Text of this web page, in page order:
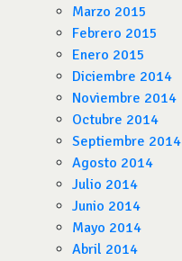
Marzo 2015
Febrero 2015
Enero 2015
Diciembre 2014
Noviembre 2014
Octubre 2014
Septiembre 2014
Agosto 2014
Julio 2014
Junio 2014
Mayo 2014
Abril 2014